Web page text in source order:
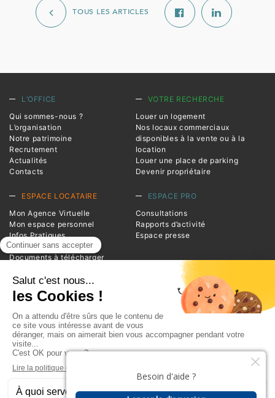
TOUS LES ARTICLES
L’OFFICE
Qui sommes-nous ?
L’organisation
Notre patrimoine
Recrutement
Actualités
Contacts
VOTRE RECHERCHE
Louer un logement
Nos locaux commerciaux
disponibles à la vente ou à la
location
Louer une place de parking
Devenir propriétaire
ESPACE LOCATAIRE
Mon Agence Virtuelle
Mon espace personnel
Infos Pratiques
Magazine Entrée
Documents à télécharger
ESPACE PRO
Consultations
Rapports d’activité
Espace presse
INFORMATIONS
1 square de la Resistance
BP 20124
38209 Vienne Cedex
Téléphone : 04 74 78 39 00
Plan du site
Mentions légales